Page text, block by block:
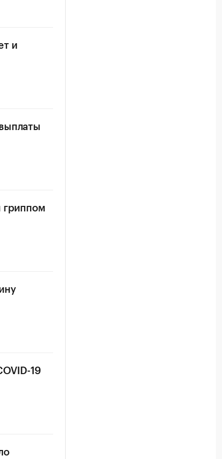
и
гриппом
19